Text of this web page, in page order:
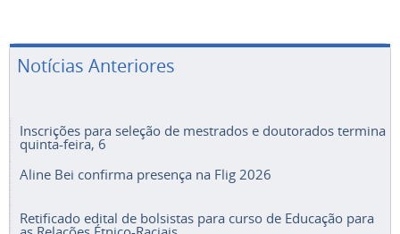
Notícias Anteriores
Inscrições para seleção de mestrados e doutorados termina
quinta-feira, 6
Aline Bei confirma presença na Flig 2026
Retificado edital de bolsistas para curso de Educação para